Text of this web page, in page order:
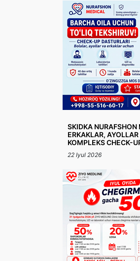
SKIDKA
ERKAKLAR,
KOMPLEKS CHECK-
22 Iyul 2026